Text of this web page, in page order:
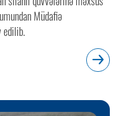
Müdafiə
edilib.